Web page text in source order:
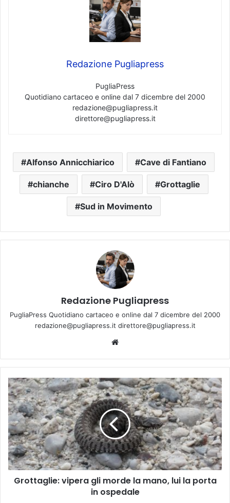
Redazione Pugliapress
PugliaPress
Quotidiano cartaceo e online dal 7 dicembre del 2000
redazione@pugliapress.it
direttore@pugliapress.it
Alfonso Annicchiarico Cave di Fantiano
chianche Ciro D'Alò Grottaglie
Sud in Movimento
Redazione Pugliapress
PugliaPress Quotidiano cartaceo e online dal 7 dicembre del 2000
redazione@pugliapress.it direttore@pugliapress.it
te
G
r
o
t
t
a
g
l
i
Grottaglie: vipera gli morde la mano, lui la porta
in ospedale